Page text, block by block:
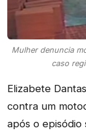
Mulher denuncia
caso
Elizabete
contra um
após o